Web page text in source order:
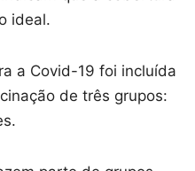
ideal.
a Covid-19 foi incluída
de três grupos: